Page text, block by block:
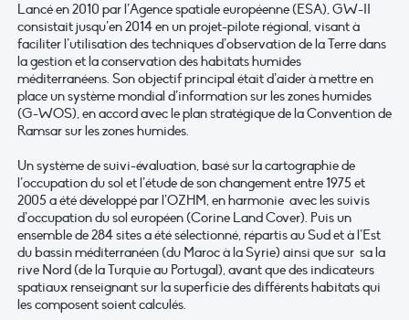
Lancé en 2010 par l’Agence spatiale européenne (ESA), GW-II
consistait jusqu’en 2014 en un projet-pilote régional, visant à
faciliter l’utilisation des techniques d’observation de la Terre dans
la gestion et la conservation des habitats humides
méditerranéens. Son objectif principal était d’aider à mettre en
place un système mondial d’information sur les zones humides
(G-WOS), en accord avec le plan stratégique de la Convention de
Ramsar sur les zones humides.
Un système de suivi-évaluation, basé sur la cartographie de
l’occupation du sol et l’étude de son changement entre 1975 et
2005 a été développé par l’OZHM, en harmonie avec les suivis
d’occupation du sol européen (Corine Land Cover). Puis un
ensemble de 284 sites a été sélectionné, répartis au Sud et à l’Est
du bassin méditerranéen (du Maroc à la Syrie) ainsi que sur sa la
rive Nord (de la Turquie au Portugal), avant que des indicateurs
spatiaux renseignant sur la superficie des différents habitats qui
les composent soient calculés.